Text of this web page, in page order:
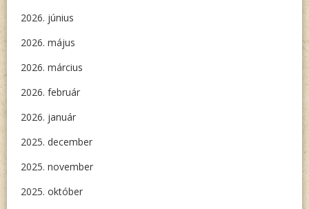
2026. június
2026. május
2026. március
2026. február
2026. január
2025. december
2025. november
2025. október